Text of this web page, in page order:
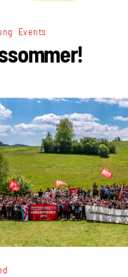
Events